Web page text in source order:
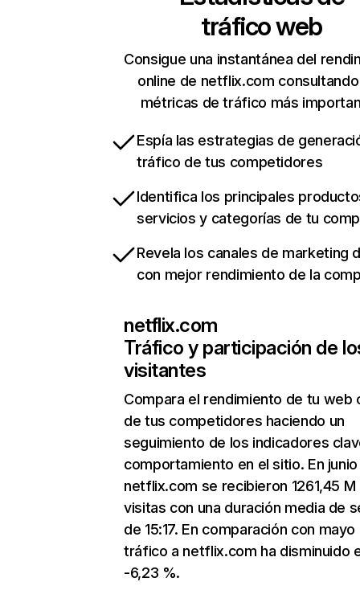
tráfico web
Consigue una instantánea del
online de netflix.com
métricas de tráfico más
Espía las estrategias de
tráfico de tus competidores
Identifica los principales
servicios y categorías de tu
Revela los canales de marketing
con mejor rendimiento de la
netflix.com
Tráfico y participación de
visitantes
Compara el rendimiento de tu web
de tus competidores haciendo un
seguimiento de los indicadores
comportamiento en el sitio. En junio
netflix.com se recibieron 1261,45 M
visitas con una duración media de
de 15:17. En comparación con mayo
tráfico a netflix.com ha disminuido
-6,23 %.